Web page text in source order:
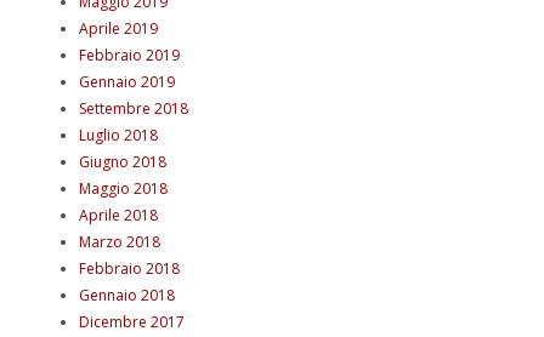
Aprile 2019
Febbraio 2019
Gennaio 2019
Settembre 2018
Luglio 2018
Giugno 2018
Maggio 2018
Aprile 2018
Marzo 2018
Febbraio 2018
Gennaio 2018
Dicembre 2017